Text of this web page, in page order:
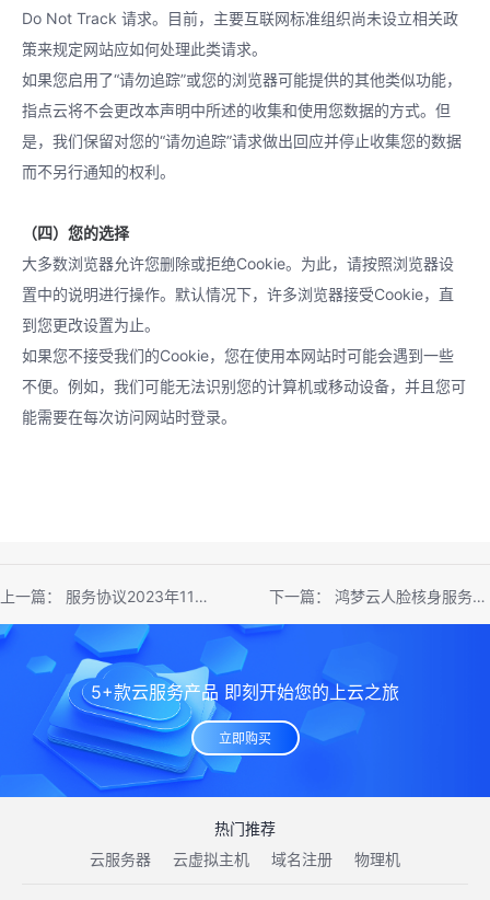
Do Not Track 请求。目前，主要互联网标准组织尚未设立相关政
策来规定网站应如何处理此类请求。
如果您启用了“请勿追踪”或您的浏览器可能提供的其他类似功能，
指点云将不会更改本声明中所述的收集和使用您数据的方式。但
是，我们保留对您的“请勿追踪”请求做出回应并停止收集您的数据
而不另行通知的权利。
（四）您的选择
大多数浏览器允许您删除或拒绝Cookie。为此，请按照浏览器设
置中的说明进行操作。默认情况下，许多浏览器接受Cookie，直
到您更改设置为止。
如果您不接受我们的Cookie，您在使用本网站时可能会遇到一些
不便。例如，我们可能无法识别您的计算机或移动设备，并且您可
能需要在每次访问网站时登录。
上一篇： 服务协议2023年11月版 下一篇： 鸿梦云人脸核身服务条款
5+款云服务产品 即刻开始您的上云之旅
立即购买
热门推荐
云服务器
云虚拟主机 域名注册 物理机